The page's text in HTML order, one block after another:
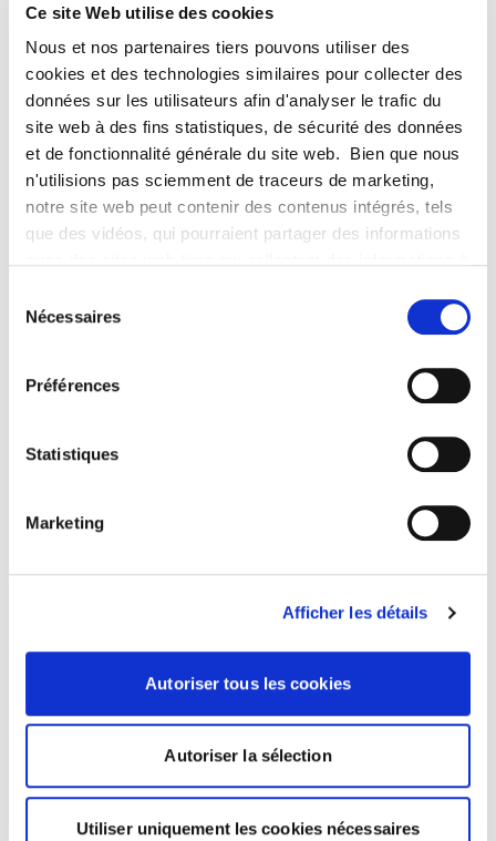
Ce site Web utilise des cookies
Nous et nos partenaires tiers pouvons utiliser des
cookies et des technologies similaires pour collecter des
données sur les utilisateurs afin d'analyser le trafic du
site web à des fins statistiques, de sécurité des données
et de fonctionnalité générale du site web. Bien que nous
n'utilisions pas sciemment de traceurs de marketing,
notre site web peut contenir des contenus intégrés, tels
que des vidéos, qui pourraient partager des informations
visiteurs de notre site web avec les contenus intégrés,
tels que les vidéos. Même si vous refusez les cookies,
certains cookies essentiels au fonctionnement du site
web seront toujours placés.
Nécessaires
Préférences
Statistiques
Marketing
Afficher les détails
Autoriser tous les cookies
Autoriser la sélection
Utiliser uniquement les cookies nécessaires
the mobility/departure of managers or employees, annual
consultations with staff representatives, collective bargaining,
professional elections and industrial action.
Aurélie also assists companies with individual and collective
disputes.
Before joining Ogletree Deakins, Aurélie Lemettre worked for
3 years at a law firm specialising in labour law and then for 7
PRACTICE GROUPS
Downsizing plan (voluntary or forced)
Collective relations
Corporate operations
Corporate social responsibility (CSR) and
diversity